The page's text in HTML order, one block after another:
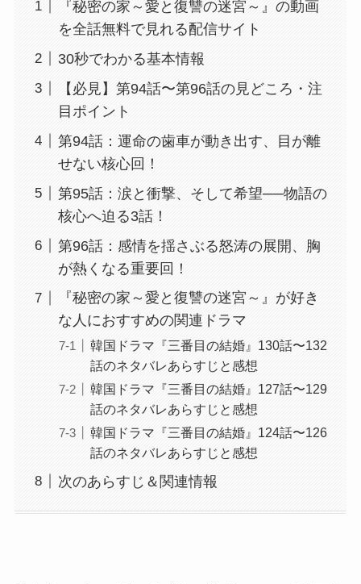
『秘密の家～愛と復讐の迷宮～』の動画
を全話無料で見れる配信サイト
30秒でわかる基本情報
【必見】第94話〜第96話の見どころ・注
目ポイント
第94話：運命の歯車が動き出す、目が離
せない核心回！
第95話：涙と衝撃、そして希望──物語の
核心へ迫る3話！
第96話：感情を揺さぶる怒涛の展開、胸
が熱くなる重要回！
『秘密の家～愛と復讐の迷宮～』が好き
な人におすすめの関連ドラマ
韓国ドラマ『三番目の結婚』130話〜132
話のネタバレあらすじと感想
韓国ドラマ『三番目の結婚』127話〜129
話のネタバレあらすじと感想
韓国ドラマ『三番目の結婚』124話〜126
話のネタバレあらすじと感想
次のあらすじ＆関連情報